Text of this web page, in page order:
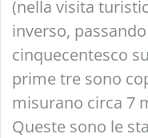
(nella visita
inverso,
cinquecentesco
prime tre sono
misurano circa 7
Queste sono le